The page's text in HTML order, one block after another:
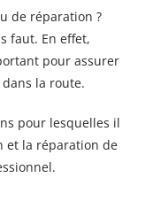
de réparation ?
faut. En effet,
pour assurer
la route.
pour lesquelles il
et la réparation de